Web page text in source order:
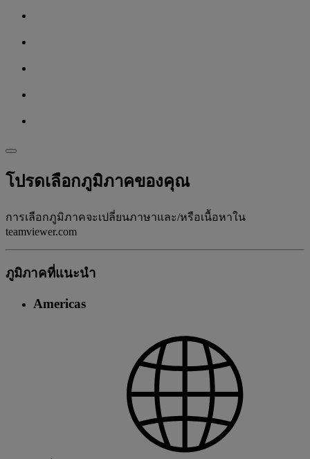
โปรดเลือกภูมิภาคของคุณ
การเลือกภูมิภาคจะเปลี่ยนภาษาและ/หรือเนื้อหาใน
teamviewer.com
ภูมิภาคที่แนะนํา
Americas